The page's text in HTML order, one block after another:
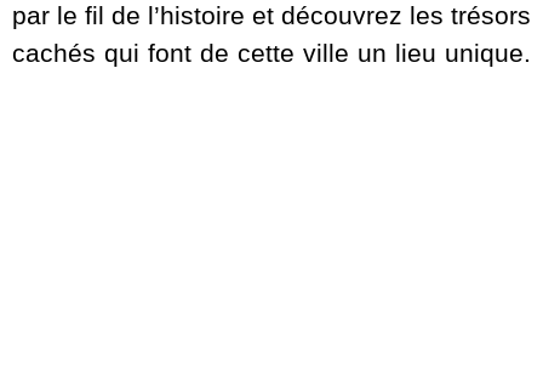
par le fil de l’histoire et découvrez les trésors
cachés qui font de cette ville un lieu unique.